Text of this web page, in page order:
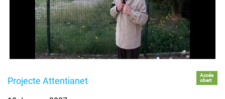
Projecte Attentianet
Accés
obert